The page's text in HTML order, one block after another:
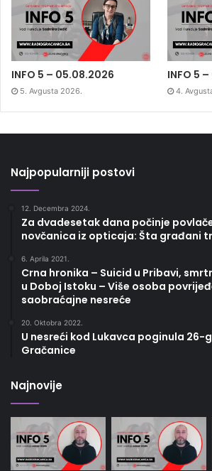
INFO 5 – 05.08.2026
5. Avgusta 2026.
INFO 5
4.
Najpopularniji postovi
12. Decembra 2024.
Za dvadesetak dana počinje
novčanica iz opticaja: Šta građani
6. Aprila 2021.
Crna hronika – Suicid u Pribavi,
u Doboj Istoku – Više osoba
saobraćajne nesreće
20. Oktobra 2022.
U nesreći kod Lukavca poginula 26-
Gračanice
Najnovije